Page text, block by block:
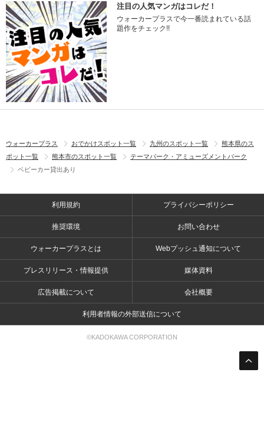
注目の人気マンガはコレだ！
ウォーカープラスで今一番読まれている話
題作をチェック!!
ウォーカープラス おでかけスポット一覧 九州のスポット一覧
熊本県のス
ポット一覧
熊本市のスポット一覧
テーマパーク・アミューズメントパーク
ベビーカー貸出あり
利用規約 プライバシーポリシー
推奨環境 お問い合わせ
ウォーカープラスとは Webプッシュ通知について
プレスリリース・情報提供 媒体資料
広告掲載について 会社概要
利用者情報の外部送信について
©KADOKAWA CORPORATION